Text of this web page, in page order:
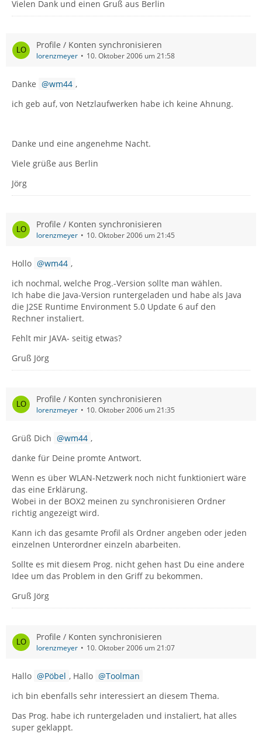
Vielen Dank und einen Gruß aus Berlin
Profile / Konten synchronisieren
lorenzmeyer 10. Oktober 2006 um 21:58
Danke wm44 ,
ich geb auf, von Netzlaufwerken habe ich keine Ahnung.
Danke und eine angenehme Nacht.
Viele grüße aus Berlin
Jörg
Profile / Konten synchronisieren
lorenzmeyer 10. Oktober 2006 um 21:45
Hollo wm44 ,
ich nochmal, welche Prog.-Version sollte man wählen.
Ich habe die Java-Version runtergeladen und habe als Java
die J2SE Runtime Environment 5.0 Update 6 auf den
Rechner instaliert.
Fehlt mir JAVA- seitig etwas?
Gruß Jörg
Profile / Konten synchronisieren
lorenzmeyer 10. Oktober 2006 um 21:35
Grüß Dich wm44 ,
danke für Deine promte Antwort.
Wenn es über WLAN-Netzwerk noch nicht funktioniert wäre
das eine Erklärung.
Wobei in der BOX2 meinen zu synchronisieren Ordner
richtig angezeigt wird.
Kann ich das gesamte Profil als Ordner angeben oder jeden
einzelnen Unterordner einzeln abarbeiten.
Sollte es mit diesem Prog. nicht gehen hast Du eine andere
Idee um das Problem in den Griff zu bekommen.
Gruß Jörg
Profile / Konten synchronisieren
lorenzmeyer 10. Oktober 2006 um 21:07
Hallo Pöbel , Hallo
Toolman
ich bin ebenfalls sehr interessiert an diesem Thema.
Das Prog. habe ich runtergeladen und instaliert, hat alles
super geklappt.